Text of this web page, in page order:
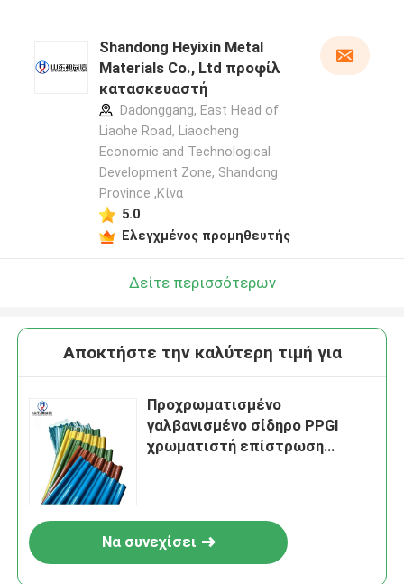
Shandong Heyixin Metal
Materials Co., Ltd προφίλ
κατασκευαστή
Dadonggang, East Head of
Liaohe Road, Liaocheng
Economic and Technological
Development Zone, Shandong
Province ,Κίνα
5.0
Ελεγχμένος προμηθευτής
Δείτε περισσότερων
Αποκτήστε την καλύτερη τιμή για
Προχρωματισμένο
γαλβανισμένο σίδηρο PPGI
χρωματιστή επίστρωση
Να συνεχίσει